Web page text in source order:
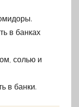
в банках
солью и
в банки.